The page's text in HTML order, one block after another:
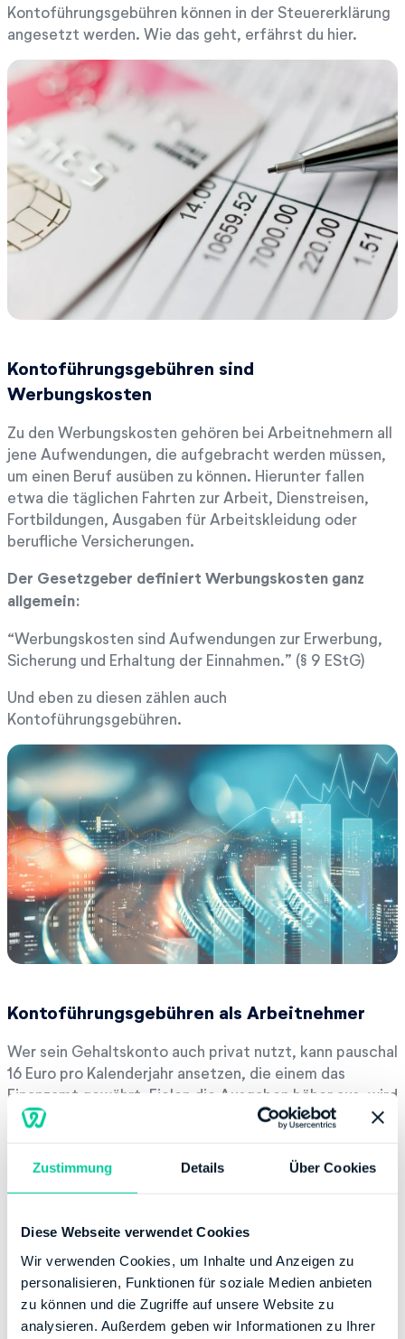
Zustimmung Details Über Cookies
Diese Webseite verwendet Cookies
Wir verwenden Cookies, um Inhalte und Anzeigen zu
personalisieren, Funktionen für soziale Medien anbieten
zu können und die Zugriffe auf unsere Website zu
analysieren. Außerdem geben wir Informationen zu Ihrer
Kontoführungsgebühren können in der Steuererklärung
angesetzt werden. Wie das geht, erfährst du hier.
Kontoführungsgebühren sind
Werbungskosten
Zu den Werbungskosten gehören bei Arbeitnehmern all
jene Aufwendungen, die aufgebracht werden müssen,
um einen Beruf ausüben zu können. Hierunter fallen
etwa die täglichen Fahrten zur Arbeit, Dienstreisen,
Fortbildungen, Ausgaben für Arbeitskleidung oder
berufliche Versicherungen.
Der Gesetzgeber definiert Werbungskosten ganz
allgemein:
“Werbungskosten sind Aufwendungen zur Erwerbung,
Sicherung und Erhaltung der Einnahmen.” (§ 9 EStG)
Und eben zu diesen zählen auch
Kontoführungsgebühren.
Kontoführungsgebühren als Arbeitnehmer
Wer sein Gehaltskonto auch privat nutzt, kann pauschal
16 Euro pro Kalenderjahr ansetzen, die einem das
Finanzamt gewährt. Fielen die Ausgaben höher aus, wird
der Differenzbetrag, der über die 16 Euro hinaus geht,
Kontoführungsgebühren hatte, kann trotzdem die 16
Euro als Pauschale in Anspruch nehmen.
Kontoführungsgebühren als Unternehmer
Nutzen Unternehmer ein Konto nur zu beruflichen
Zwecken, können die Kosten dafür in voller Höhe als
Betriebsausgaben angesetzt werden, die dann als